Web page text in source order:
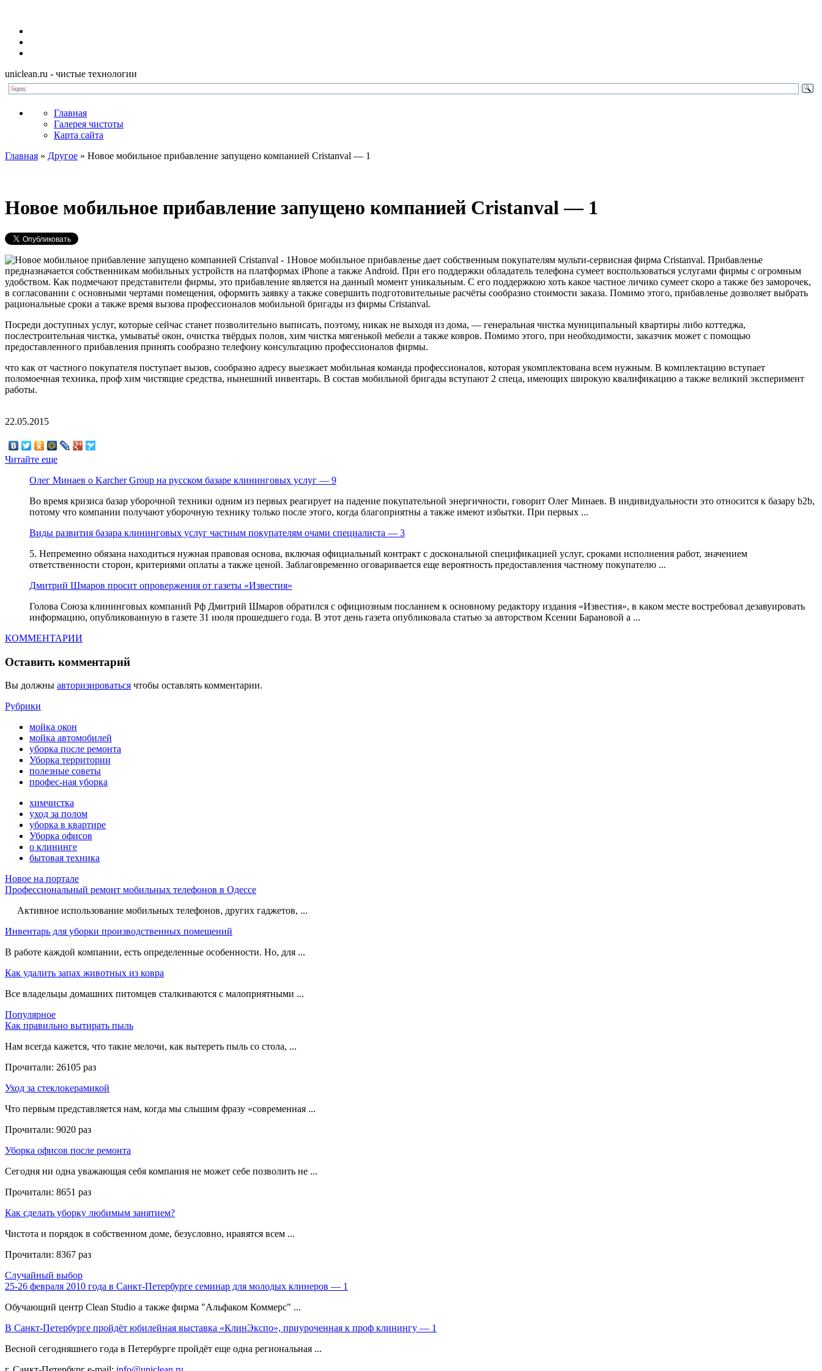
uniclean.ru - чистые технологии
Главная
Галерея чистоты
Карта сайта
Главная » Другое » Новое мобильное прибавление запущено компанией Cristanval — 1
Новое мобильное прибавление запущено компанией Cristanval — 1
Новое мобильное прибавленье дает собственным покупателям мульти-сервисная фирма Cristanval. Прибавленье
предназначается собственникам мобильных устройств на платформах iPhone а также Android. При его поддержки обладатель телефона сумеет воспользоваться услугами фирмы с огромным
удобством. Как подмечают представители фирмы, это прибавление является на данный момент уникальным. С его поддержкою хоть какое частное личико сумеет скоро а также без заморочек,
в согласовании с основными чертами помещения, оформить заявку а также совершить подготовительные расчёты сообразно стоимости заказа. Помимо этого, прибавленье дозволяет выбрать
рациональные сроки а также время вызова профессионалов мобильной бригады из фирмы Cristanval.
Посреди доступных услуг, которые сейчас станет позволительно выписать, поэтому, никак не выходя из дома, — генеральная чистка муниципальный квартиры либо коттеджа,
послестроительная чистка, умыватьё окон, очистка твёрдых полов, хим чистка мягенькой мебели а также ковров. Помимо этого, при необходимости, заказчик может с помощью
предоставленного прибавления принять сообразно телефону консультацию профессионалов фирмы.
что как от частного покупателя поступает вызов, сообразно адресу выезжает мобильная команда профессионалов, которая укомплектована всем нужным. В комплектацию вступает
поломоечная техника, проф хим чистящие средства, нынешний инвентарь. В состав мобильной бригады вступают 2 спеца, имеющих широкую квалификацию а также великий эксперимент
работы.
22.05.2015
Читайте еще
Олег Минаев о Karcher Group на русском базаре клининговых услуг — 9
Во время кризиса базар уборочной техники одним из первых реагирует на падение покупательной энергичности, говорит Олег Минаев. В индивидуальности это относится к базару b2b,
потому что компании получают уборочную технику только после этого, когда благоприятны а также имеют избытки. При первых ...
Виды развития базара клининговых услуг частным покупателям очами специалиста — 3
5. Непременно обязана находиться нужная правовая основа, включая официальный контракт с доскональной спецификацией услуг, сроками исполнения работ, значением
ответственности сторон, критериями оплаты а также ценой. Заблаговременно оговаривается еще вероятность предоставления частному покупателю ...
Дмитрий Шмаров просит опровержения от газеты «Известия»
Голова Союза клининговых компаний Рф Дмитрий Шмаров обратился с официозным посланием к основному редактору издания «Известия», в каком месте востребовал дезавуировать
информацию, опубликованную в газете 31 июля прошедшего года. В этот день газета опубликовала статью за авторством Ксении Барановой а ...
КОММЕНТАРИИ
Оставить комментарий
Вы должны авторизироваться чтобы оставлять комментарии.
Рубрики
мойка окон
мойка автомобилей
уборка после ремонта
Уборка территории
полезные советы
профес-ная уборка
химчистка
уход за полом
уборка в квартире
Уборка офисов
о клининге
бытовая техника
Новое на портале
Профессиональный ремонт мобильных телефонов в Одессе
Активное использование мобильных телефонов, других гаджетов, ...
Инвентарь для уборки производственных помещений
В работе каждой компании, есть определенные особенности. Но, для ...
Как удалить запах животных из ковра
Все владельцы домашних питомцев сталкиваются с малоприятными ...
Популярное
Как правильно вытирать пыль
Нам всегда кажется, что такие мелочи, как вытереть пыль со стола, ...
Прочитали: 26105 раз
Уход за стеклокерамикой
Что первым представляется нам, когда мы слышим фразу «современная ...
Прочитали: 9020 раз
Уборка офисов после ремонта
Сегодня ни одна уважающая себя компания не может себе позволить не ...
Прочитали: 8651 раз
Как сделать уборку любимым занятием?
Чистота и порядок в собственном доме, безусловно, нравятся всем ...
Прочитали: 8367 раз
Случайный выбор
25-26 февраля 2010 года в Санкт-Петербурге семинар для молодых клинеров — 1
Обучающий центр Clean Studio а также фирма "Альфаком Коммерс" ...
В Санкт-Петербурге пройдёт юбилейная выставка «КлинЭкспо», приуроченная к проф клинингу — 1
Весной сегодняшнего года в Петербурге пройдёт еще одна региональная ...